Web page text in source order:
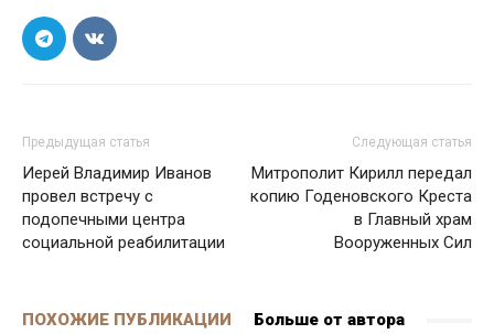
Предыдущая статья
Иерей Владимир Иванов
провел встречу с
подопечными центра
социальной реабилитации
Следующая статья
Митрополит Кирилл передал
копию Годеновского Креста
в Главный храм
Вооруженных Сил
ПОХОЖИЕ ПУБЛИКАЦИИ Больше от автора